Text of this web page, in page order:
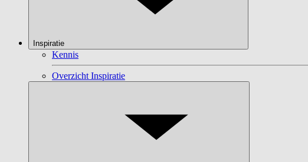
Inspiratie
Kennis
Overzicht Inspiratie